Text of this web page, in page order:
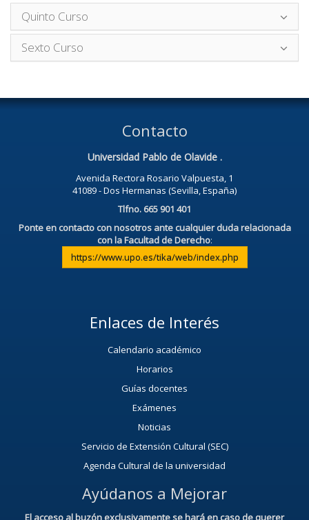
Quinto Curso
Sexto Curso
Contacto
Universidad Pablo de Olavide .
Avenida Rectora Rosario Valpuesta, 1
41089 - Dos Hermanas (Sevilla, España)
Tlfno. 665 901 401
Ponte en contacto con nosotros ante cualquier duda relacionada
con la Facultad de Derecho:
https://www.upo.es/tika/web/index.php
Enlaces de Interés
Calendario académico
Horarios
Guías docentes
Exámenes
Noticias
Servicio de Extensión Cultural (SEC)
Agenda Cultural de la universidad
Ayúdanos a Mejorar
El acceso al buzón exclusivamente se hará en caso de querer